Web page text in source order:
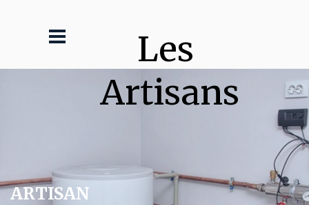
Les
Artisans
ARTISAN